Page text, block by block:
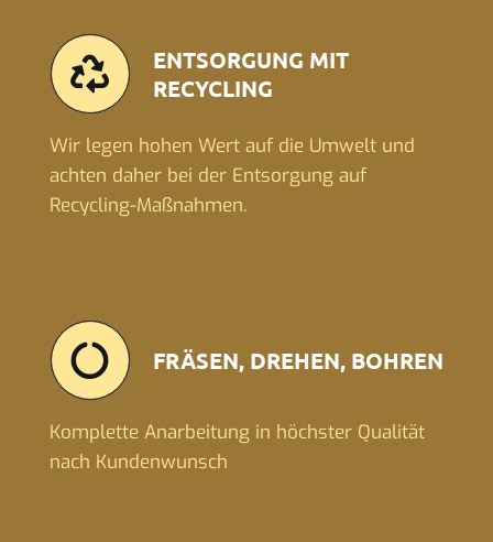
ENTSORGUNG MIT
RECYCLING
Wir legen hohen Wert auf die Umwelt und
achten daher bei der Entsorgung auf
Recycling-Maßnahmen.
FRÄSEN, DREHEN, BOHREN
Komplette Anarbeitung in höchster Qualität
nach Kundenwunsch